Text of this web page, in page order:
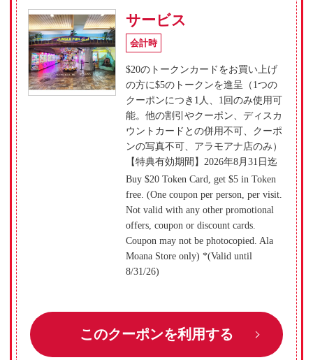
サービス
会計時
$20のトークンカードをお買い上げ
の方に$5のトークンを進呈（1つの
クーポンにつき1人、1回のみ使用可
能。他の割引やクーポン、ディスカ
ウントカードとの併用不可、クーポ
ンの写真不可、アラモアナ店のみ）
【特典有効期間】2026年8月31日迄
Buy $20 Token Card, get $5 in Token
free. (One coupon per person, per visit.
Not valid with any other promotional
offers, coupon or discount cards.
Coupon may not be photocopied. Ala
Moana Store only) *(Valid until
8/31/26)
このクーポンを利用する